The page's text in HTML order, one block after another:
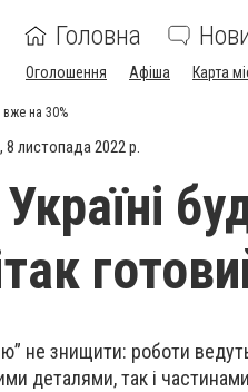
Головна
Оголошення Афіша Карта
вже на 30%
8 листопада 2022 р.
не знищити: роботи
деталями, так і